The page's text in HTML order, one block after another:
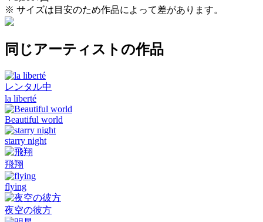
※ サイズは目安のため作品によって差があります。
同じアーティストの作品
レンタル中
la liberté
Beautiful world
starry night
飛翔
flying
夜空の彼方